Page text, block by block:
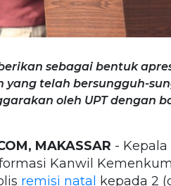
sebagai bentuk
yang telah bersungguh-
oleh UPT dengan
MAKASSAR -
Kanwil
remisi natal kepada 2